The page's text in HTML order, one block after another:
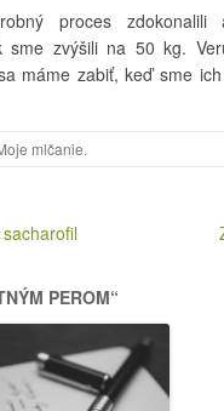
proces zdokonalili
sme zvýšili na 50 kg.
máme zabiť, keď sme
mlčanie.
PEROM“